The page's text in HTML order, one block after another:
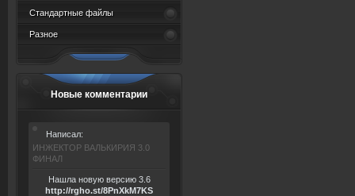
Стандартные файлы
Разное
Новые комментарии
Написал:
ИНЖЕКТОР ВАЛЬКИРИЯ 3.0
ФИНАЛ
Нашла новую версию 3.6
http://rgho.st/8PnXkM7KS